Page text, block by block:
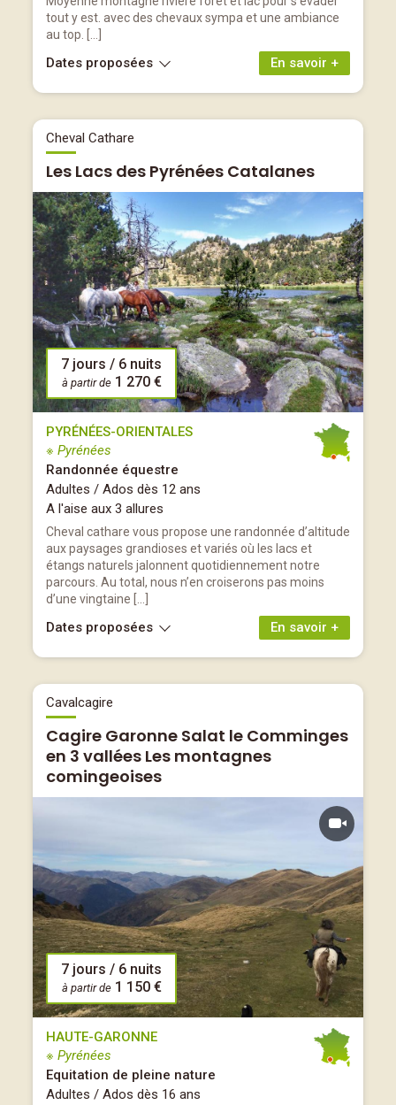
tout y est. avec des chevaux sympa et une ambiance
au top. […]
En savoir +
Dates proposées
Cheval Cathare
Les Lacs des Pyrénées Catalanes
7 jours / 6 nuits
à partir de 1 270 €
PYRÉNÉES-ORIENTALES
※ Pyrénées
Randonnée équestre
Adultes / Ados dès 12 ans
A l'aise aux 3 allures
Cheval cathare vous propose une randonnée d’altitude
aux paysages grandioses et variés où les lacs et
étangs naturels jalonnent quotidiennement notre
parcours. Au total, nous n’en croiserons pas moins
d’une vingtaine […]
En savoir +
Dates proposées
Cavalcagire
Cagire Garonne Salat le Comminges
en 3 vallées Les montagnes
comingeoises
7 jours / 6 nuits
à partir de 1 150 €
HAUTE-GARONNE
※ Pyrénées
Equitation de pleine nature
Adultes / Ados dès 16 ans